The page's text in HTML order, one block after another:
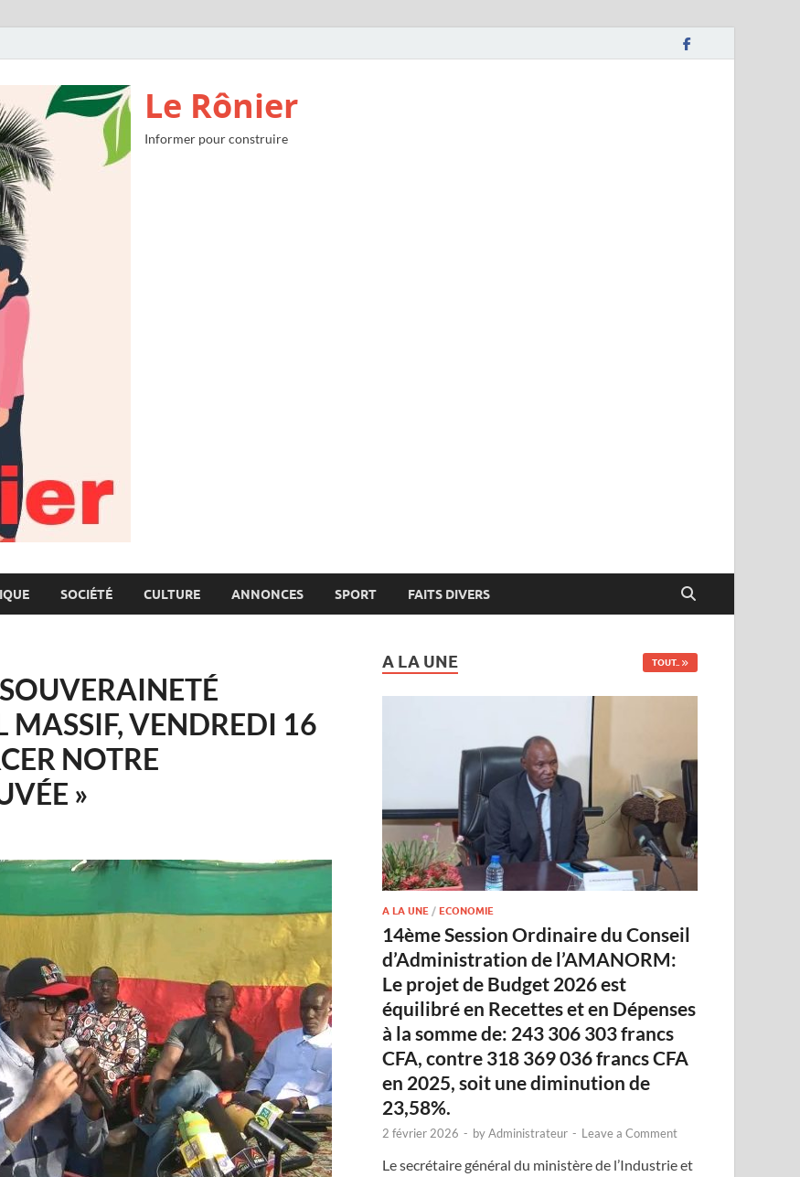
Le Rônier
Informer pour construire
SOCIÉTÉ CULTURE ANNONCES SPORT FAITS DIVERS
MASSIF, VENDREDI 16
NOTRE
»
A LA UNE TOUT..
A LA UNE /ECONOMIE
14ème Session Ordinaire du Conseil
d’Administration de l’AMANORM:
Le projet de Budget 2026 est
équilibré en Recettes et en Dépenses
à la somme de: 243 306 303 francs
CFA, contre 318 369 036 francs CFA
en 2025, soit une diminution de
23,58%.
2 février 2026 - byAdministrateur - Leave a Comment
Le secrétaire général du ministère de l’Industrie et